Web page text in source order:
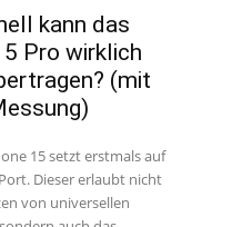
kann das
Pro wirklich
(mit
15 setzt erstmals auf
Dieser erlaubt nicht
von universellen